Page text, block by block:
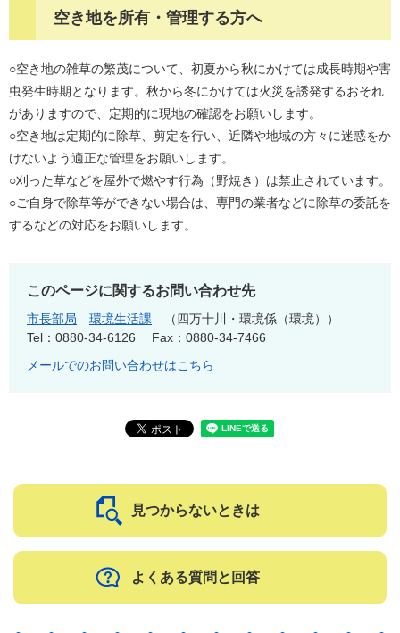
空き地を所有・管理する方へ
○空き地の雑草の繁茂について、初夏から秋にかけては成長時期や害
虫発生時期となります。秋から冬にかけては火災を誘発するおそれ
がありますので、定期的に現地の確認をお願いします。
○空き地は定期的に除草、剪定を行い、近隣や地域の方々に迷惑をか
けないよう適正な管理をお願いします。
○刈った草などを屋外で燃やす行為（野焼き）は禁止されています。
○ご自身で除草等ができない場合は、専門の業者などに除草の委託を
するなどの対応をお願いします。
このページに関するお問い合わせ先
市長部局 環境生活課
四万十川・環境係（環境）
Tel：0880-34-6126
Fax：0880-34-7466
メールでのお問い合わせはこちら
見つからないときは
よくある質問と回答